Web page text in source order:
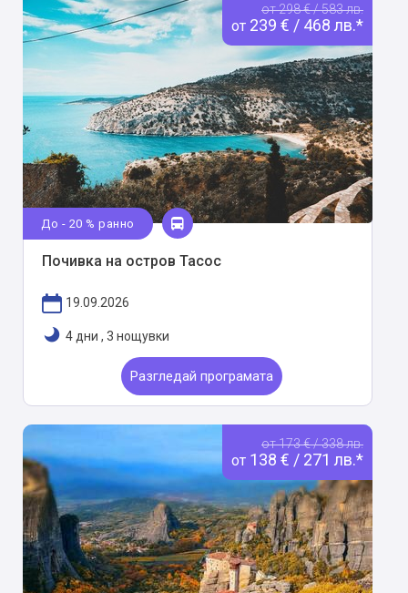
от 298 € / 583 лв.
от 239 € / 468 лв.*
До - 20 % ранно
Почивка на остров Тасос
19.09.2026
4 дни , 3 нощувки
Разгледай програмата
от 173 € / 338 лв.
от 138 € / 271 лв.*